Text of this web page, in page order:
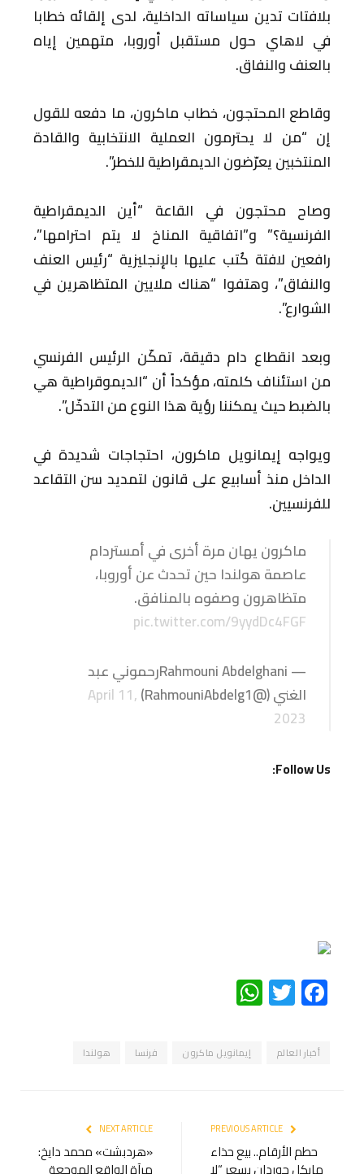
بلافتات تدين سياساته الداخلية، لدى إلقائه خطابا
في لاهاي حول مستقبل أوروبا، متهمين إياه
بالعنف والنفاق.
وقاطع المحتجون، خطاب ماكرون، ما دفعه للقول
إن “من لا يحترمون العملية الانتخابية والقادة
المنتخبين يعرّضون الديمقراطية للخطر”.
وصاح محتجون في القاعة “أين الديمقراطية
الفرنسية؟” و”اتفاقية المناخ لا يتم احترامها”،
رافعين لافتة كُتب عليها بالإنجليزية “رئيس العنف
والنفاق”، وهتفوا “هناك ملايين المتظاهرين في
الشوارع”.
وبعد انقطاع دام دقيقة، تمكّن الرئيس الفرنسي
من استئناف كلمته، مؤكداً أن “الديموقراطية هي
بالضبط حيث يمكننا رؤية هذا النوع من التدخّل”.
ويواجه إيمانويل ماكرون، احتجاجات شديدة في
الداخل منذ أسابيع على قانون لتمديد سن التقاعد
للفرنسيين.
ماكرون يهان مرة أخرى في أمستردام
عاصمة هولندا حين تحدث عن أوروبا،
متظاهرون وصفوه بالمنافق.
pic.twitter.com/9yydDc4FGF
— Rahmouni Abdelghaniرحموني عبد
الغني (@RahmouniAbdelg1)
April 11,
2023
Follow Us:
Facebook
Twitter
WhatsApp
أخبار العالم إيمانويل ماكرون فرنسا هولندا
حطم الأرقام.. بيع حذاء
NEXT ARTICLE
«هردبشت» محمد دايخ: